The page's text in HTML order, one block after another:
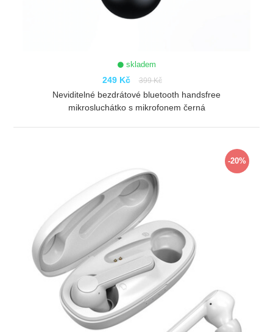
skladem
249 Kč 399 Kč
Neviditelné bezdrátové bluetooth handsfree
mikrosluchátko s mikrofonem černá
-20%